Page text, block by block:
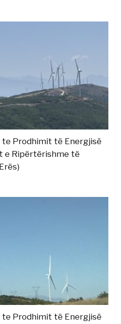
Prodhimit të Energjisë
e Ripërtërishme të
Prodhimit të Energjisë